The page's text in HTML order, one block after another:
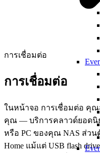
การเชื่อมต่อ
การเชื่อมต่อ
ในหน้าจอ การเชื่อมต่อ คุ
คุณ — บริการคลาวด์ยอดนิย
หรือ PC ของคุณ NAS ส่วนตั
Home แม้แต่ USB flash